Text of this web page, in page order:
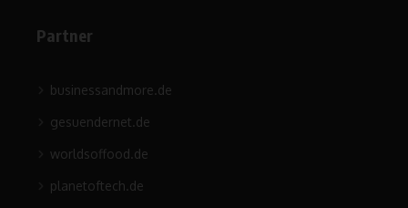
Partner
businessandmore.de
gesuendernet.de
worldsoffood.de
planetoftech.de